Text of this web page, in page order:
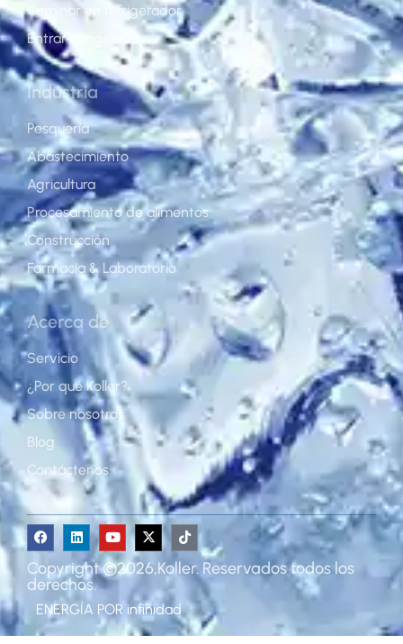
Caminar en refrigerador
Entrar congelado
Industria
Pesquería
Abastecimiento
Agricultura
Procesamiento de alimentos
Construcción
Farmacia & Laboratorio
Acerca de
Servicio
¿Por qué Koller?
Sobre nosotros
Blog
Contáctenos
Copyright ©2026,Koller. Reservados todos los
derechos.
ENERGÍA POR infinidad